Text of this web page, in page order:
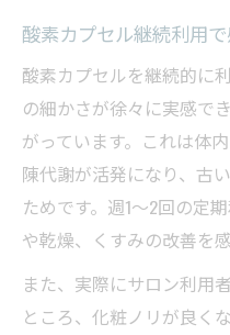
酸素カプセル継続利用
酸素カプセルを継続的に
の細かさが徐々に実感で
がっています。これは体
陳代謝が活発になり、古
ためです。週1～2回の定
や乾燥、くすみの改善を
また、実際にサロン利用
ところ、化粧ノリが良く